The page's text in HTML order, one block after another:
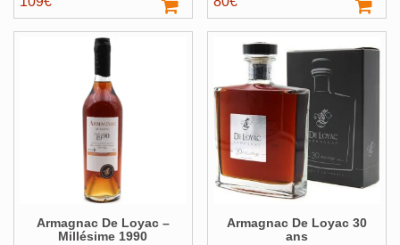
Armagnac De Loyac –
Millésime 1990
Armagnac De Loyac 30
ans